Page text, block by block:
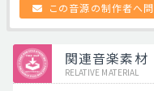
この音源の制作者へ
関連音楽素材
RELATIVE MATERIAL